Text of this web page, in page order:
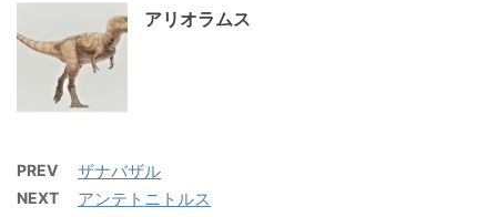
アリオラムス
PREV ザナバザル
NEXT アンテトニトルス